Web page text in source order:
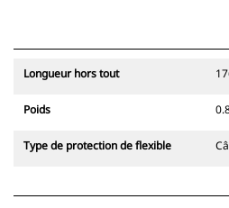
Longueur hors tout
Poids
Type de protection de flexible